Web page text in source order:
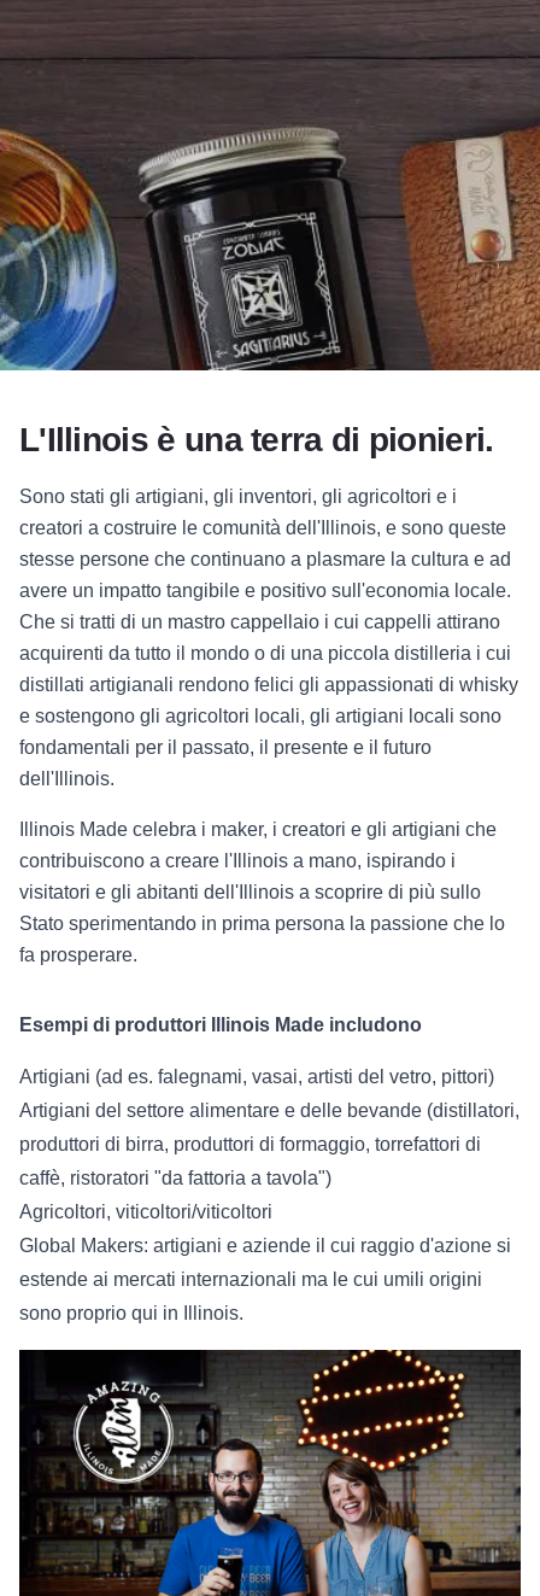
Add to Favorites
Condividi questa pagina
L'Illinois è una terra di pionieri.
Sono stati gli artigiani, gli inventori, gli agricoltori e i
creatori a costruire le comunità dell'Illinois, e sono queste
stesse persone che continuano a plasmare la cultura e ad
avere un impatto tangibile e positivo sull'economia locale.
Che si tratti di un mastro cappellaio i cui cappelli attirano
acquirenti da tutto il mondo o di una piccola distilleria i cui
distillati artigianali rendono felici gli appassionati di whisky
e sostengono gli agricoltori locali, gli artigiani locali sono
fondamentali per il passato, il presente e il futuro
dell'Illinois.
Illinois Made celebra i maker, i creatori e gli artigiani che
contribuiscono a creare l'Illinois a mano, ispirando i
visitatori e gli abitanti dell'Illinois a scoprire di più sullo
Stato sperimentando in prima persona la passione che lo
fa prosperare.
Esempi di produttori Illinois Made includono
Artigiani (ad es. falegnami, vasai, artisti del vetro, pittori)
Artigiani del settore alimentare e delle bevande (distillatori,
produttori di birra, produttori di formaggio, torrefattori di
caffè, ristoratori "da fattoria a tavola")
Agricoltori, viticoltori/viticoltori
Global Makers: artigiani e aziende il cui raggio d'azione si
estende ai mercati internazionali ma le cui umili origini
sono proprio qui in Illinois.